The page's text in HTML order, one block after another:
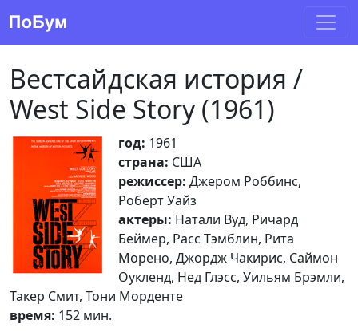
Вестсайдская история /
West Side Story (1961)
год: 1961
страна: США
режиссер: Джером Роббинс,
Роберт Уайз
актеры: Натали Вуд, Ричард
Беймер, Расс Тэмблин, Рита
Морено, Джордж Чакирис, Саймон
Оукленд, Нед Глэсс, Уильям Брэмли,
Такер Смит, Тони Морденте
время: 152 мин.